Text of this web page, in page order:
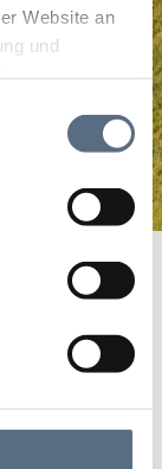
Website an
und
oder die
gesammelt